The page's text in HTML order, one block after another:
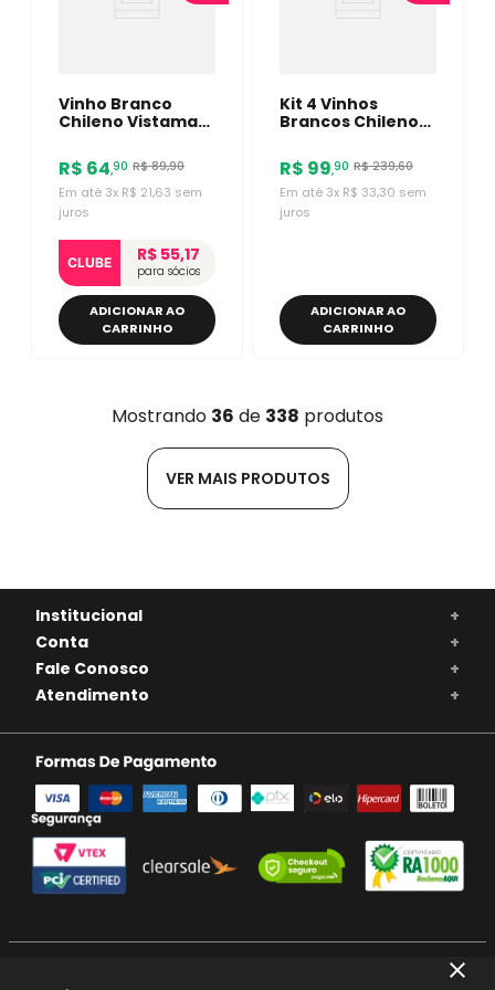
Vinho Branco
Chileno Vistamar
Bordevalle
Chardonnay
750ml
R$ 64,90 R$89,90
Em até 3x R$ 21,63 sem
juros
CLUBE R$ 55,17
para sócios
ADICIONAR AO
CARRINHO
Kit 4 Vinhos
Brancos Chilenos
Sauvignon Blanc
R$ 99,90 R$239,60
Em até 3x R$ 33,30 sem
juros
ADICIONAR AO
CARRINHO
Mostrando 36 de 338 produtos
Institucional
+
Conta
+
Fale Conosco
+
Atendimento
+
SE BEBER, NÃO DIRIJA. APRECIE COM MODERAÇÃO. A VENDA DE BEBIDAS